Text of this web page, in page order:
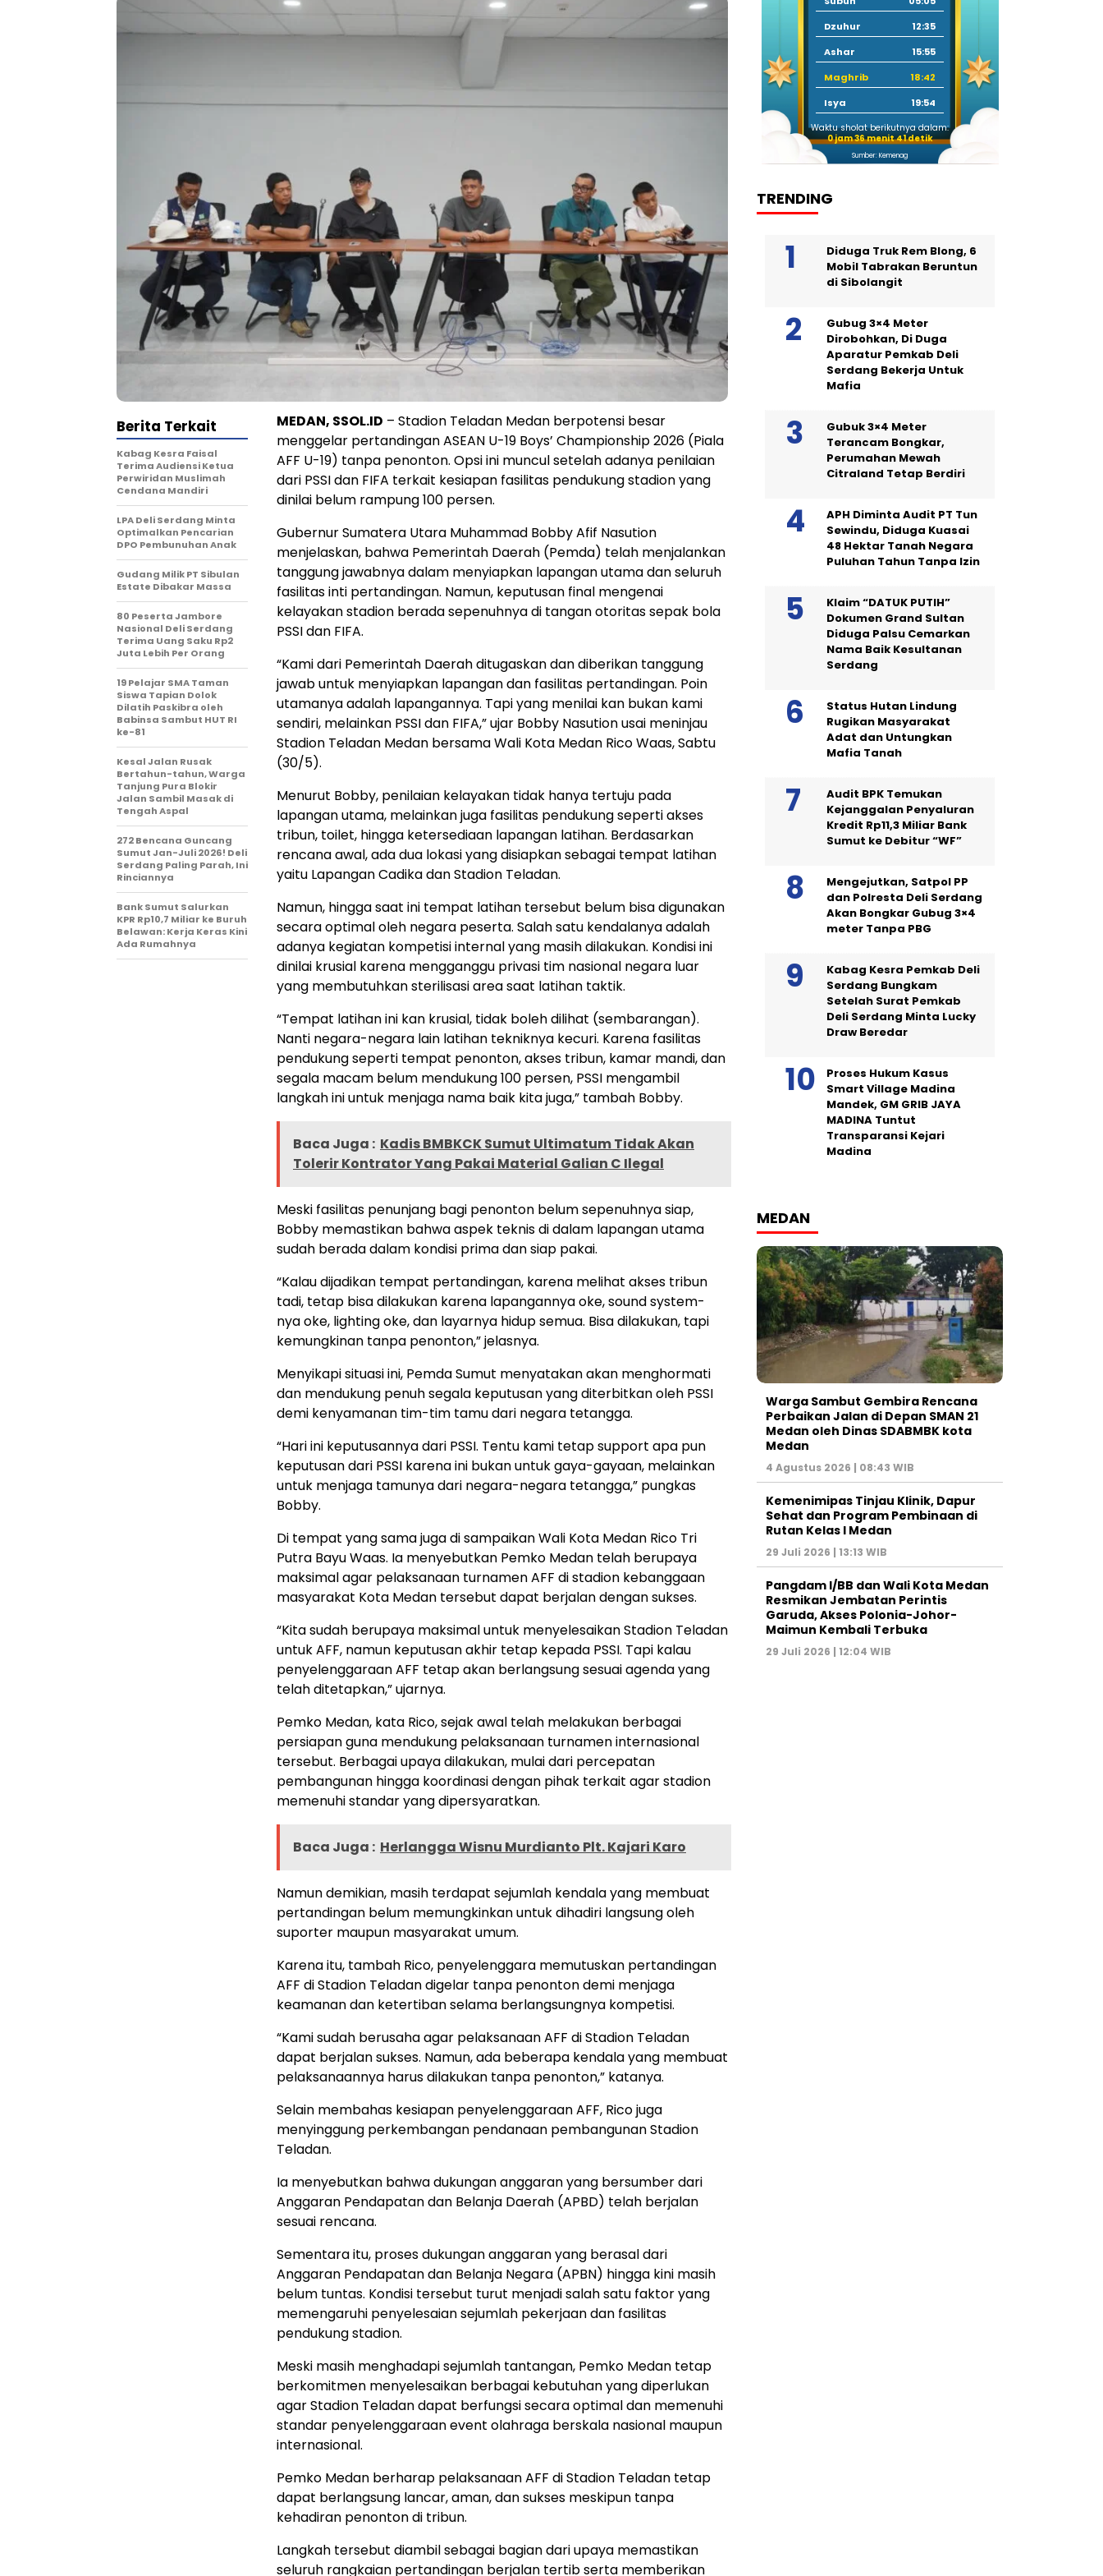
MEDAN, SSOL.ID – Stadion Teladan Medan berpotensi besar
menggelar pertandingan ASEAN U-19 Boys’ Championship 2026 (Piala
AFF U-19) tanpa penonton. Opsi ini muncul setelah adanya penilaian
dari PSSI dan FIFA terkait kesiapan fasilitas pendukung stadion yang
dinilai belum rampung 100 persen.
Gubernur Sumatera Utara Muhammad Bobby Afif Nasution
menjelaskan, bahwa Pemerintah Daerah (Pemda) telah menjalankan
tanggung jawabnya dalam menyiapkan lapangan utama dan seluruh
fasilitas inti pertandingan. Namun, keputusan final mengenai
kelayakan stadion berada sepenuhnya di tangan otoritas sepak bola
PSSI dan FIFA.
“Kami dari Pemerintah Daerah ditugaskan dan diberikan tanggung
jawab untuk menyiapkan lapangan dan fasilitas pertandingan. Poin
utamanya adalah lapangannya. Tapi yang menilai kan bukan kami
sendiri, melainkan PSSI dan FIFA,” ujar Bobby Nasution usai meninjau
Stadion Teladan Medan bersama Wali Kota Medan Rico Waas, Sabtu
(30/5).
Menurut Bobby, penilaian kelayakan tidak hanya tertuju pada
lapangan utama, melainkan juga fasilitas pendukung seperti akses
tribun, toilet, hingga ketersediaan lapangan latihan. Berdasarkan
rencana awal, ada dua lokasi yang disiapkan sebagai tempat latihan
yaitu Lapangan Cadika dan Stadion Teladan.
Namun, hingga saat ini tempat latihan tersebut belum bisa digunakan
secara optimal oleh negara peserta. Salah satu kendalanya adalah
adanya kegiatan kompetisi internal yang masih dilakukan. Kondisi ini
dinilai krusial karena mengganggu privasi tim nasional negara luar
yang membutuhkan sterilisasi area saat latihan taktik.
“Tempat latihan ini kan krusial, tidak boleh dilihat (sembarangan).
Nanti negara-negara lain latihan tekniknya kecuri. Karena fasilitas
pendukung seperti tempat penonton, akses tribun, kamar mandi, dan
segala macam belum mendukung 100 persen, PSSI mengambil
langkah ini untuk menjaga nama baik kita juga,” tambah Bobby.
Baca Juga : Kadis BMBKCK Sumut Ultimatum Tidak Akan
Tolerir Kontrator Yang Pakai Material Galian C Ilegal
Meski fasilitas penunjang bagi penonton belum sepenuhnya siap,
Bobby memastikan bahwa aspek teknis di dalam lapangan utama
sudah berada dalam kondisi prima dan siap pakai.
“Kalau dijadikan tempat pertandingan, karena melihat akses tribun
tadi, tetap bisa dilakukan karena lapangannya oke, sound system-
nya oke, lighting oke, dan layarnya hidup semua. Bisa dilakukan, tapi
kemungkinan tanpa penonton,” jelasnya.
Menyikapi situasi ini, Pemda Sumut menyatakan akan menghormati
dan mendukung penuh segala keputusan yang diterbitkan oleh PSSI
demi kenyamanan tim-tim tamu dari negara tetangga.
“Hari ini keputusannya dari PSSI. Tentu kami tetap support apa pun
keputusan dari PSSI karena ini bukan untuk gaya-gayaan, melainkan
untuk menjaga tamunya dari negara-negara tetangga,” pungkas
Bobby.
Di tempat yang sama juga di sampaikan Wali Kota Medan Rico Tri
Putra Bayu Waas. Ia menyebutkan Pemko Medan telah berupaya
maksimal agar pelaksanaan turnamen AFF di stadion kebanggaan
masyarakat Kota Medan tersebut dapat berjalan dengan sukses.
“Kita sudah berupaya maksimal untuk menyelesaikan Stadion Teladan
untuk AFF, namun keputusan akhir tetap kepada PSSI. Tapi kalau
penyelenggaraan AFF tetap akan berlangsung sesuai agenda yang
telah ditetapkan,” ujarnya.
Pemko Medan, kata Rico, sejak awal telah melakukan berbagai
persiapan guna mendukung pelaksanaan turnamen internasional
tersebut. Berbagai upaya dilakukan, mulai dari percepatan
pembangunan hingga koordinasi dengan pihak terkait agar stadion
memenuhi standar yang dipersyaratkan.
Baca Juga : Herlangga Wisnu Murdianto Plt. Kajari Karo
Namun demikian, masih terdapat sejumlah kendala yang membuat
pertandingan belum memungkinkan untuk dihadiri langsung oleh
suporter maupun masyarakat umum.
Karena itu, tambah Rico, penyelenggara memutuskan pertandingan
AFF di Stadion Teladan digelar tanpa penonton demi menjaga
keamanan dan ketertiban selama berlangsungnya kompetisi.
“Kami sudah berusaha agar pelaksanaan AFF di Stadion Teladan
dapat berjalan sukses. Namun, ada beberapa kendala yang membuat
pelaksanaannya harus dilakukan tanpa penonton,” katanya.
Selain membahas kesiapan penyelenggaraan AFF, Rico juga
menyinggung perkembangan pendanaan pembangunan Stadion
Teladan.
Ia menyebutkan bahwa dukungan anggaran yang bersumber dari
Anggaran Pendapatan dan Belanja Daerah (APBD) telah berjalan
sesuai rencana.
Sementara itu, proses dukungan anggaran yang berasal dari
Anggaran Pendapatan dan Belanja Negara (APBN) hingga kini masih
belum tuntas. Kondisi tersebut turut menjadi salah satu faktor yang
memengaruhi penyelesaian sejumlah pekerjaan dan fasilitas
pendukung stadion.
Meski masih menghadapi sejumlah tantangan, Pemko Medan tetap
berkomitmen menyelesaikan berbagai kebutuhan yang diperlukan
agar Stadion Teladan dapat berfungsi secara optimal dan memenuhi
standar penyelenggaraan event olahraga berskala nasional maupun
internasional.
Pemko Medan berharap pelaksanaan AFF di Stadion Teladan tetap
dapat berlangsung lancar, aman, dan sukses meskipun tanpa
kehadiran penonton di tribun.
Langkah tersebut diambil sebagai bagian dari upaya memastikan
seluruh rangkaian pertandingan berjalan tertib serta memberikan
Berita Terkait
Kabag Kesra Faisal
Terima Audiensi Ketua
Perwiridan Muslimah
Cendana Mandiri
LPA Deli Serdang Minta
Optimalkan Pencarian
DPO Pembunuhan Anak
Gudang Milik PT Sibulan
Estate Dibakar Massa
80 Peserta Jambore
Nasional Deli Serdang
Terima Uang Saku Rp2
Juta Lebih Per Orang
19 Pelajar SMA Taman
Siswa Tapian Dolok
Dilatih Paskibra oleh
Babinsa Sambut HUT RI
ke-81
Kesal Jalan Rusak
Bertahun-tahun, Warga
Tanjung Pura Blokir
Jalan Sambil Masak di
Tengah Aspal
272 Bencana Guncang
Sumut Jan-Juli 2026! Deli
Serdang Paling Parah, Ini
Rinciannya
Bank Sumut Salurkan
KPR Rp10,7 Miliar ke Buruh
Belawan: Kerja Keras Kini
Ada Rumahnya
Dzuhur
12:35
Ashar
15:55
Maghrib
18:42
Isya
19:54
Waktu sholat berikutnya dalam:
0 jam 36 menit 40 detik
Sumber: Kemenag
TRENDING
Diduga Truk Rem Blong, 6
Mobil Tabrakan Beruntun
di Sibolangit
Gubug 3×4 Meter
Dirobohkan, Di Duga
Aparatur Pemkab Deli
Serdang Bekerja Untuk
Mafia
Gubuk 3×4 Meter
Terancam Bongkar,
Perumahan Mewah
Citraland Tetap Berdiri
APH Diminta Audit PT Tun
Sewindu, Diduga Kuasai
48 Hektar Tanah Negara
Puluhan Tahun Tanpa Izin
Klaim “DATUK PUTIH”
Dokumen Grand Sultan
Diduga Palsu Cemarkan
Nama Baik Kesultanan
Serdang
Status Hutan Lindung
Rugikan Masyarakat
Adat dan Untungkan
Mafia Tanah
Audit BPK Temukan
Kejanggalan Penyaluran
Kredit Rp11,3 Miliar Bank
Sumut ke Debitur “WF”
Mengejutkan, Satpol PP
dan Polresta Deli Serdang
Akan Bongkar Gubug 3×4
meter Tanpa PBG
Kabag Kesra Pemkab Deli
Serdang Bungkam
Setelah Surat Pemkab
Deli Serdang Minta Lucky
Draw Beredar
Proses Hukum Kasus
Smart Village Madina
Mandek, GM GRIB JAYA
MADINA Tuntut
Transparansi Kejari
Madina
MEDAN
Warga Sambut Gembira Rencana
Perbaikan Jalan di Depan SMAN 21
Medan oleh Dinas SDABMBK kota
Medan
4 Agustus 2026 | 08:43 WIB
Kemenimipas Tinjau Klinik, Dapur
Sehat dan Program Pembinaan di
Rutan Kelas I Medan
29 Juli 2026 | 13:13 WIB
Pangdam I/BB dan Wali Kota Medan
Resmikan Jembatan Perintis
Garuda, Akses Polonia-Johor-
Maimun Kembali Terbuka
29 Juli 2026 | 12:04 WIB